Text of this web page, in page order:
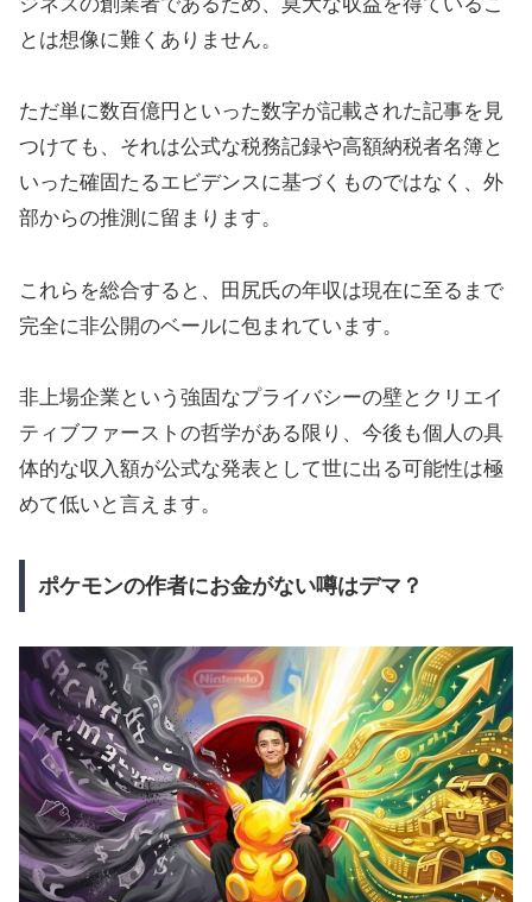
とは想像に難くありません。
ただ単に数百億円といった数字が記載された記事を見
つけても、それは公式な税務記録や高額納税者名簿と
いった確固たるエビデンスに基づくものではなく、外
部からの推測に留まります。
これらを総合すると、田尻氏の年収は現在に至るまで
完全に非公開のベールに包まれています。
非上場企業という強固なプライバシーの壁とクリエイ
ティブファーストの哲学がある限り、今後も個人の具
体的な収入額が公式な発表として世に出る可能性は極
めて低いと言えます。
ポケモンの作者にお金がない噂はデマ？